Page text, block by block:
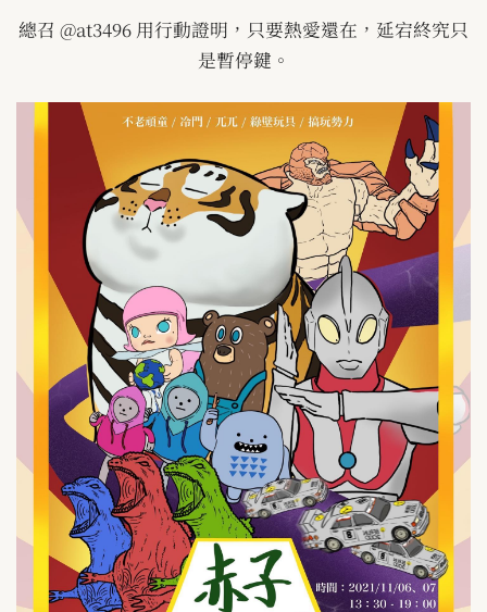
總召 @at3496 用行動證明，只要熱愛還在，延宕終究只
是暫停鍵。